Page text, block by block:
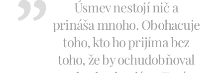
Úsmev nestojí nič a
prináša mnoho. Obohacuje
toho, kto ho prijíma bez
toho, že by ochudobňoval